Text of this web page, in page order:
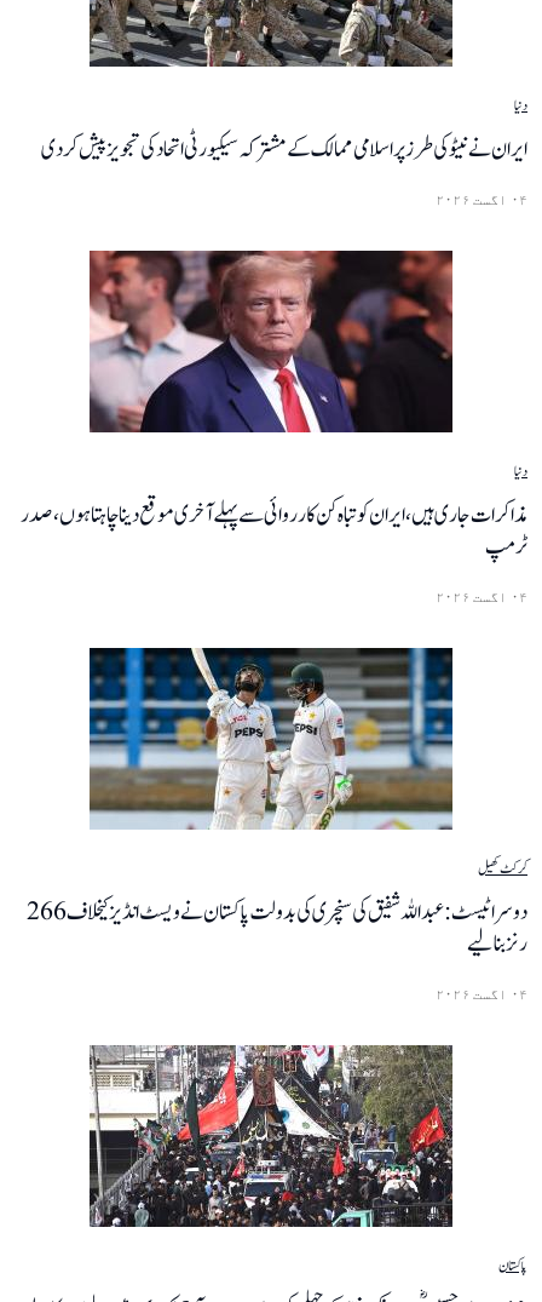
دنیا
ایران نے نیٹو کی طرز پر اسلامی ممالک کے مشترکہ سیکیورٹی اتحاد کی تجویز پیش کر دی
۰۴ اگست ۲۰۲۶
دنیا
مذاکرات جاری ہیں، ایران کو تباہ کن کارروائی سے پہلے آخری موقع دینا چاہتا ہوں، صدر
ٹرمپ
۰۴ اگست ۲۰۲۶
کرکٹکھیل
دوسرا ٹیسٹ: عبداللہ شفیق کی سنچری کی بدولت پاکستان نے ویسٹ انڈیز کیخلاف 266
رنز بنا لیے
۰۴ اگست ۲۰۲۶
پاکستان